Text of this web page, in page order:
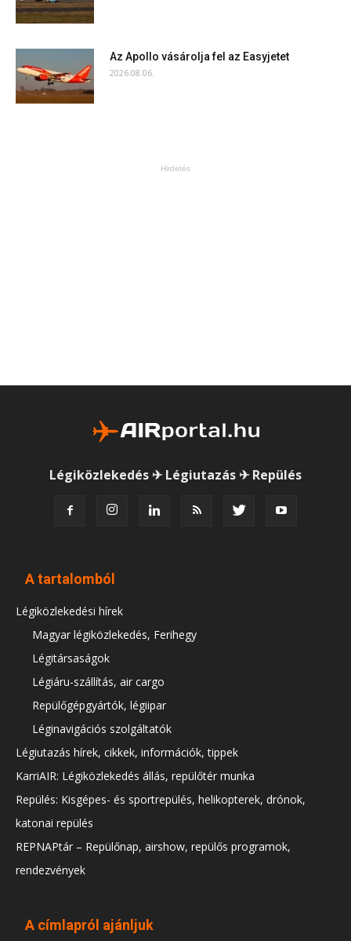
Az Apollo vásárolja fel az Easyjetet
2026.08.06.
Hirdetés
Légiközlekedés ✈ Légiutazás ✈ Repülés
A tartalomból
Légiközlekedési hírek
Magyar légiközlekedés, Ferihegy
Légitársaságok
Légiáru-szállítás, air cargo
Repülőgépgyártók, légiipar
Léginavigációs szolgáltatók
Légiutazás hírek, cikkek, információk, tippek
KarriAIR: Légiközlekedés állás, repülőtér munka
Repülés: Kisgépes- és sportrepülés, helikopterek, drónok,
katonai repülés
REPNAPtár – Repülőnap, airshow, repülős programok,
rendezvények
A címlapról ajánljuk